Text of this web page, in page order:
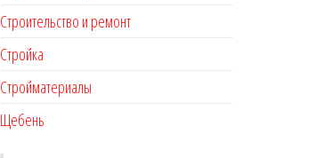
Строительство и ремонт
Стройка
Стройматериалы
Щебень